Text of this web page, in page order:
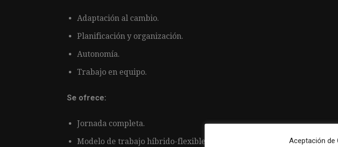
Adaptación al cambio.
Planificación y organización.
Autonomía.
Trabajo en equipo.
Se ofrece:
Jornada completa.
Modelo de trabajo híbrido-flexible (horario flexible y teletrabajo).
Aceptación de